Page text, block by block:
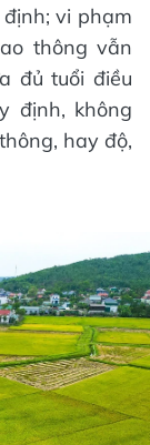
vi phạm
thông vẫn
đủ tuổi điều
định, không
hay độ,